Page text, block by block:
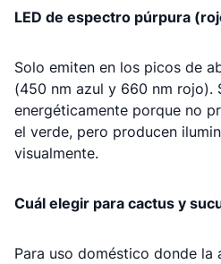
LED de espectro púrpura
Solo emiten en los picos de
(450 nm azul y 660 nm rojo).
energéticamente porque no
el verde, pero producen
visualmente.
Cuál elegir para cactus y
Para uso doméstico donde la